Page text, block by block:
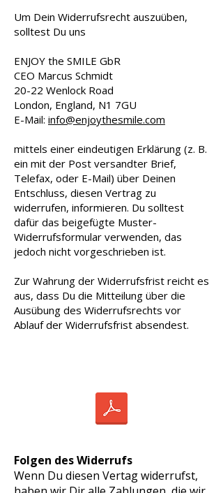
Um Dein Widerrufsrecht auszuüben,
solltest Du uns
ENJOY the SMILE GbR
CEO Marcus Schmidt
20-22 Wenlock Road
London, England, N1 7GU
E-Mail: info@enjoythesmile.com
mittels einer eindeutigen Erklärung (z. B.
ein mit der Post versandter Brief,
Telefax, oder E-Mail) über Deinen
Entschluss, diesen Vertrag zu
widerrufen, informieren. Du solltest
dafür das beigefügte Muster-
Widerrufsformular verwenden, das
jedoch nicht vorgeschrieben ist.
Zur Wahrung der Widerrufsfrist reicht es
aus, dass Du die Mitteilung über die
Ausübung des Widerrufsrechts vor
Ablauf der Widerrufsfrist absendest.
Folgen des Widerrufs
Wenn Du diesen Vertag widerrufst,